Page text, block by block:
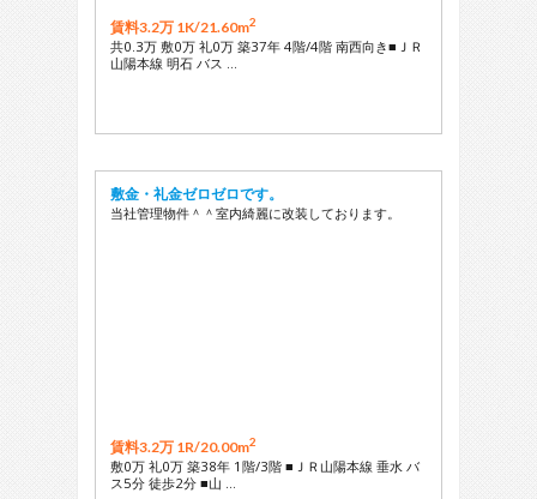
賃料3.2万 1K/21.60m2
共0.3万 敷0万 礼0万 築37年 4階/4階 南西向き■ＪＲ
山陽本線 明石 バス …
敷金・礼金ゼロゼロです。
当社管理物件＾＾室内綺麗に改装しております。
賃料3.2万 1R/20.00m2
敷0万 礼0万 築38年 1階/3階 ■ＪＲ山陽本線 垂水 バ
ス5分 徒歩2分 ■山 …